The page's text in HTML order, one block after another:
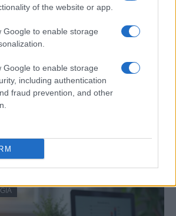
of the website or app.
Google to enable storage
Google to enable storage
including authentication
fraud prevention, and other
Wii y los superhéroes…